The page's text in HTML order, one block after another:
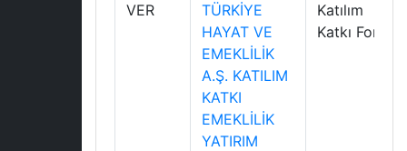
VER
TÜRKİYE
HAYAT VE
EMEKLİLİK
A.Ş. KATILIM
KATKI
EMEKLİLİK
YATIRIM
Katılım
Katkı Fonu